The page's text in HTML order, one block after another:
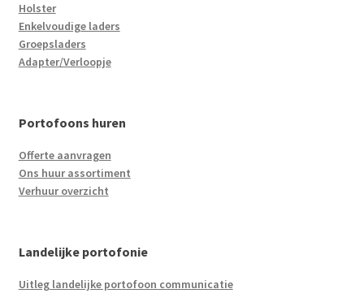
Holster
Enkelvoudige laders
Groepsladers
Adapter/Verloopje
Portofoons huren
Offerte aanvragen
Ons huur assortiment
Verhuur overzicht
Landelijke portofonie
Uitleg landelijke portofoon communicatie